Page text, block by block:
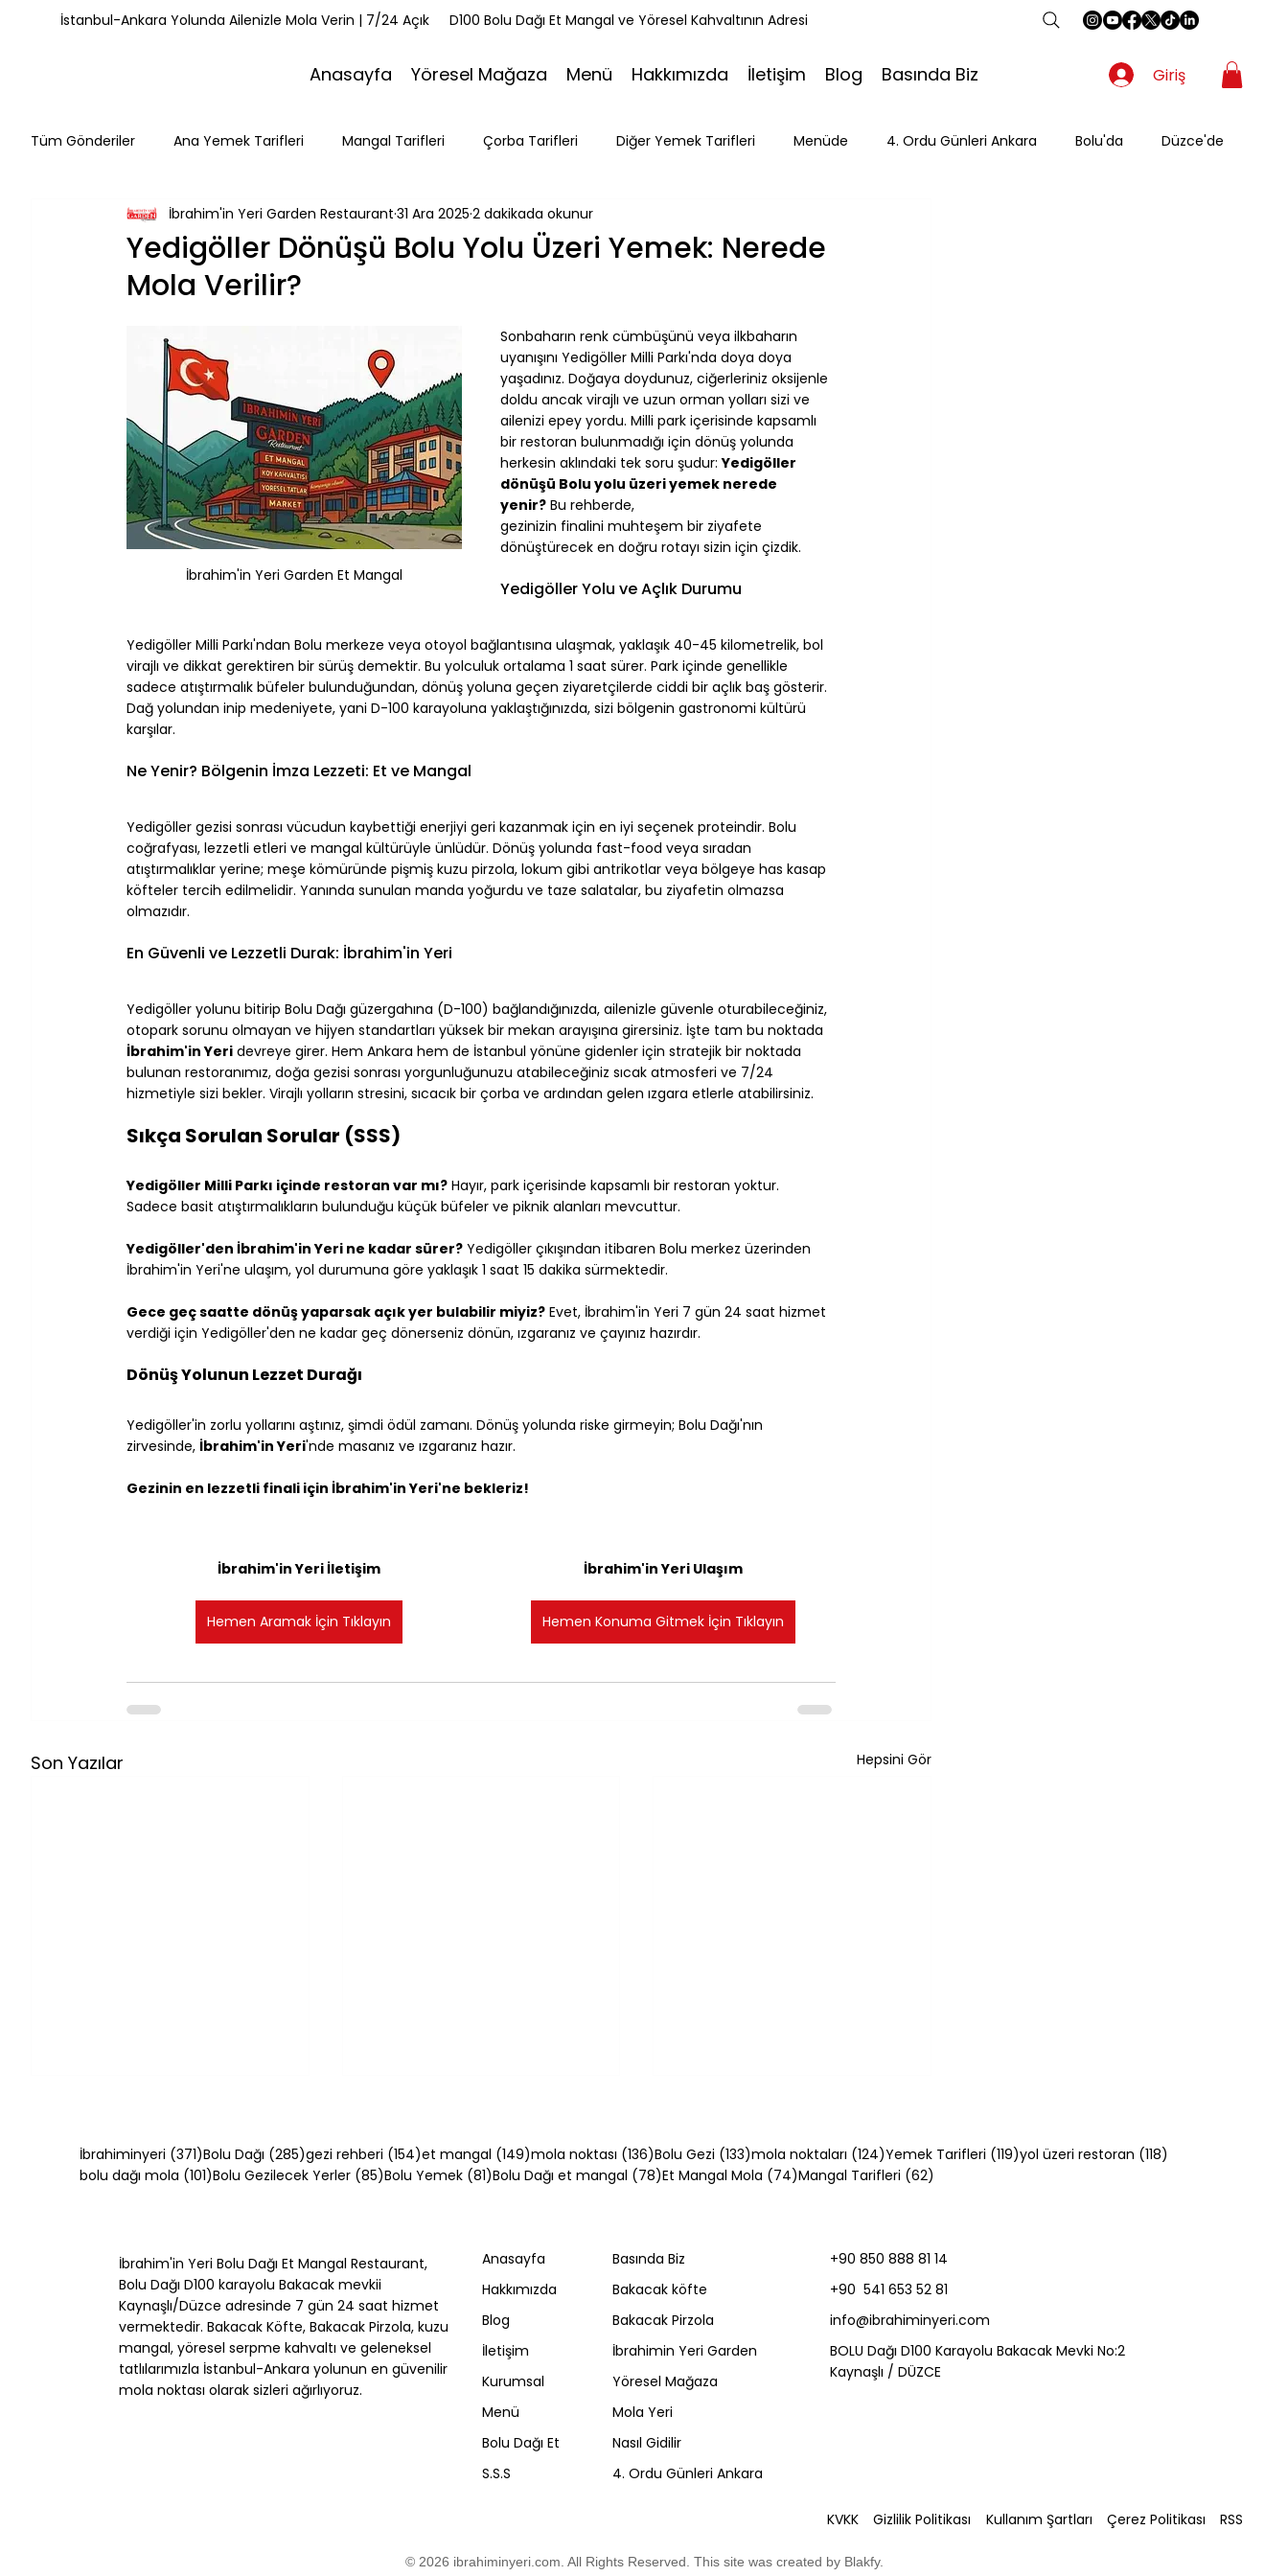
İstanbul-Ankara Yolunda Ailenizle Mola Verin | 7/24 Açık D100 Bolu Dağı Et Mangal ve Yöresel Kahvaltının Adresi
Anasayfa Yöresel Mağaza Menü Hakkımızda İletişim Blog Basında Biz Giriş
Tüm Gönderiler Ana Yemek Tarifleri Mangal Tarifleri Çorba Tarifleri Diğer Yemek Tarifleri Menüde 4. Ordu Günleri Ankara Bolu'da Düzce'de
Misafirlerimiz Kahvaltı Tarifleri Yemek Tarifleri Tatlı Tarifleri
Mola Noktaları Bolu Mutfağı
Yedigöller Dönüşü Bolu Yolu Üzeri Yemek: Nerede
Mola Verilir?
İbrahim'in Yeri Garden Restaurant 31 Ara 2025 2 dakikada okunur
İbrahim'in Yeri Garden Et Mangal
Sonbaharın renk cümbüşünü veya ilkbaharın
uyanışını Yedigöller Milli Parkı'nda doya doya
yaşadınız. Doğaya doydunuz, ciğerleriniz oksijenle
doldu ancak virajlı ve uzun orman yolları sizi ve
ailenizi epey yordu. Milli park içerisinde kapsamlı
bir restoran bulunmadığı için dönüş yolunda
herkesin aklındaki tek soru şudur: Yedigöller
dönüşü Bolu yolu üzeri yemek nerede
yenir? Bu rehberde,
gezinizin finalini muhteşem bir ziyafete
dönüştürecek en doğru rotayı sizin için çizdik.
Yedigöller Yolu ve Açlık Durumu
Yedigöller Milli Parkı'ndan Bolu merkeze veya otoyol bağlantısına ulaşmak, yaklaşık 40-45 kilometrelik, bol
virajlı ve dikkat gerektiren bir sürüş demektir. Bu yolculuk ortalama 1 saat sürer. Park içinde genellikle
sadece atıştırmalık büfeler bulunduğundan, dönüş yoluna geçen ziyaretçilerde ciddi bir açlık baş gösterir.
Dağ yolundan inip medeniyete, yani D-100 karayoluna yaklaştığınızda, sizi bölgenin gastronomi kültürü
karşılar.
Ne Yenir? Bölgenin İmza Lezzeti: Et ve Mangal
Yedigöller gezisi sonrası vücudun kaybettiği enerjiyi geri kazanmak için en iyi seçenek proteindir. Bolu
coğrafyası, lezzetli etleri ve mangal kültürüyle ünlüdür. Dönüş yolunda fast-food veya sıradan
atıştırmalıklar yerine; meşe kömüründe pişmiş kuzu pirzola, lokum gibi antrikotlar veya bölgeye has kasap
köfteler tercih edilmelidir. Yanında sunulan manda yoğurdu ve taze salatalar, bu ziyafetin olmazsa
olmazıdır.
En Güvenli ve Lezzetli Durak: İbrahim'in Yeri
Yedigöller yolunu bitirip Bolu Dağı güzergahına (D-100) bağlandığınızda, ailenizle güvenle oturabileceğiniz,
otopark sorunu olmayan ve hijyen standartları yüksek bir mekan arayışına girersiniz. İşte tam bu noktada
İbrahim'in Yeri devreye girer. Hem Ankara hem de İstanbul yönüne gidenler için stratejik bir noktada
bulunan restoranımız, doğa gezisi sonrası yorgunluğunuzu atabileceğiniz sıcak atmosferi ve 7/24
hizmetiyle sizi bekler. Virajlı yolların stresini, sıcacık bir çorba ve ardından gelen ızgara etlerle atabilirsiniz.
Sıkça Sorulan Sorular (SSS)
Yedigöller Milli Parkı içinde restoran var mı? Hayır, park içerisinde kapsamlı bir restoran yoktur.
Sadece basit atıştırmalıkların bulunduğu küçük büfeler ve piknik alanları mevcuttur.
Yedigöller'den İbrahim'in Yeri ne kadar sürer? Yedigöller çıkışından itibaren Bolu merkez üzerinden
İbrahim'in Yeri'ne ulaşım, yol durumuna göre yaklaşık 1 saat 15 dakika sürmektedir.
Gece geç saatte dönüş yaparsak açık yer bulabilir miyiz? Evet, İbrahim'in Yeri 7 gün 24 saat hizmet
verdiği için Yedigöller'den ne kadar geç dönerseniz dönün, ızgaranız ve çayınız hazırdır.
Dönüş Yolunun Lezzet Durağı
Yedigöller'in zorlu yollarını aştınız, şimdi ödül zamanı. Dönüş yolunda riske girmeyin; Bolu Dağı'nın
zirvesinde, İbrahim'in Yeri'nde masanız ve ızgaranız hazır.
Gezinin en lezzetli finali için İbrahim'in Yeri'ne bekleriz!
İbrahim'in Yeri İletişim
Hemen Aramak İçin Tıklayın
İbrahim'in Yeri Ulaşım
Hemen Konuma Gitmek İçin Tıklayın
Son Yazılar Hepsini Gör
Melengiç Nedir? Bolu
Ormanlarından Gelen
Doğal Kahve ve Sabun
Akçakoca Gezilecek
Yerler: Karadeniz'in Batı
Ucunda Ne Var?
Gerede Nerede? D-100 ve
TEM Üzerinde Mola Rehberi
İbrahiminyeri (371)371 yazı
Bolu Dağı (285)285 yazı
gezi rehberi (154)154 yazı
et mangal (149)149 yazı
mola noktası (136)136 yazı
Bolu Gezi (133)133 yazı
mola noktaları (124)124 yazı
Yemek Tarifleri (119)119 yazı
yol üzeri restoran (118)
bolu dağı mola (101)101 yazı
Bolu Gezilecek Yerler (85)85 yazı
Bolu Yemek (81)81 yazı
Bolu Dağı et mangal (78)78 yazı
Et Mangal Mola (74)74 yazı
Mangal Tarifleri (62)
İbrahim'in Yeri Bolu Dağı Et Mangal Restaurant,
Bolu Dağı D100 karayolu Bakacak mevkii
Kaynaşlı/Düzce adresinde 7 gün 24 saat hizmet
vermektedir. Bakacak Köfte, Bakacak Pirzola, kuzu
mangal, yöresel serpme kahvaltı ve geleneksel
tatlılarımızla İstanbul-Ankara yolunun en güvenilir
mola noktası olarak sizleri ağırlıyoruz.
Anasayfa
Hakkımızda
Blog
İletişim
Kurumsal
Menü
Bolu Dağı Et
S.S.S
Basında Biz
Bakacak köfte
Bakacak Pirzola
İbrahimin Yeri Garden
Yöresel Mağaza
Mola Yeri
Nasıl Gidilir
4. Ordu Günleri Ankara
+90 850 888 81 14
+90 541 653 52 81
info@ibrahiminyeri.com
BOLU Dağı D100 Karayolu Bakacak Mevki No:2
Kaynaşlı / DÜZCE
KVKK Gizlilik Politikası Kullanım Şartları Çerez Politikası RSS
© 2026 ibrahiminyeri.com . All Rights Reserved. This site was created by Blakfy.